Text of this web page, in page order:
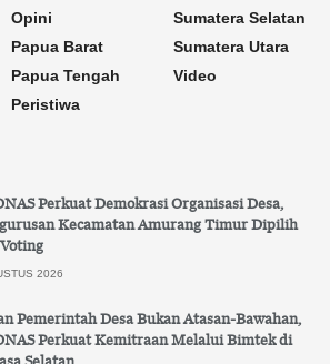
Opini
Papua Barat
Papua Tengah
Peristiwa
Sumatera Selatan
Sumatera Utara
Video
Perkuat Demokrasi Organisasi Desa,
Kecamatan Amurang Timur Dipilih
2026
Pemerintah Desa Bukan Atasan-Bawahan,
Perkuat Kemitraan Melalui Bimtek di